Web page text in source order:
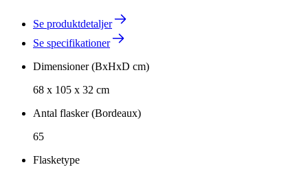
Se produktdetaljer
Se specifikationer
Dimensioner (BxHxD cm)
68 x 105 x 32 cm
Antal flasker (Bordeaux)
65
Flasketype